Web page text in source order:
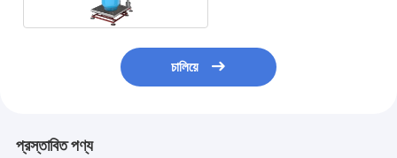
চালিয়ে
প্রস্তাবিত পণ্য